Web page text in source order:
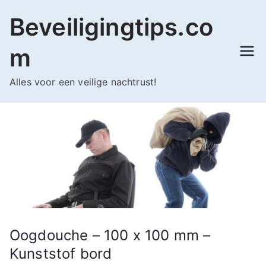
naar
inhoud
Beveiligingtips.co
m
Alles voor een veilige nachtrust!
Oogdouche – 100 x 100 mm –
Kunststof bord